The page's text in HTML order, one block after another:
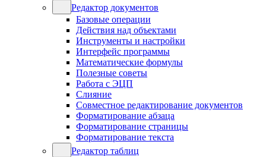
Редактор документов
Базовые операции
Действия над объектами
Инструменты и настройки
Интерфейс программы
Математические формулы
Полезные советы
Работа с ЭЦП
Слияние
Совместное редактирование документов
Форматирование абзаца
Форматирование страницы
Форматирование текста
Редактор таблиц